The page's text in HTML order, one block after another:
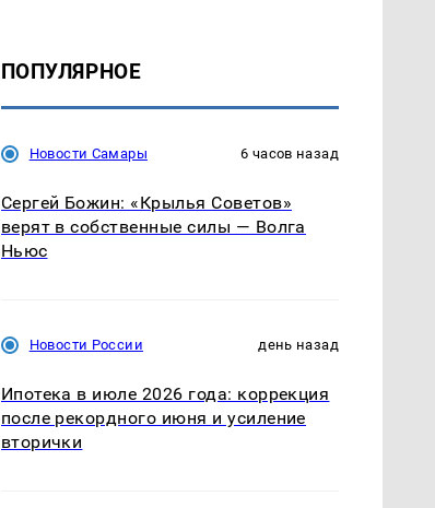
ПОПУЛЯРНОЕ
Новости Самары 6 часов назад
Сергей Божин: «Крылья Советов»
верят в собственные силы — Волга
Ньюс
Новости России день назад
Ипотека в июле 2026 года: коррекция
после рекордного июня и усиление
вторички